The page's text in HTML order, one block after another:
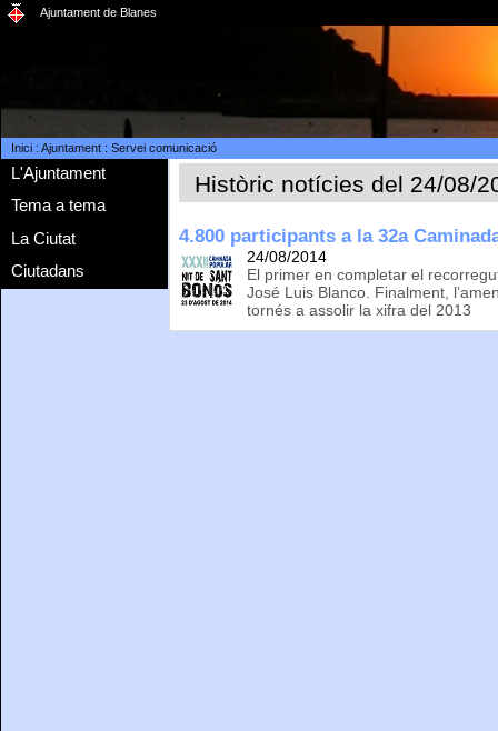
Ajuntament de Blanes
Inici: Ajuntament: Servei comunicació
L'Ajuntament
Tema a tema
La Ciutat
Ciutadans
Històric notícies del 24/08/
4.800 participants a la 32a
24/08/2014
El primer en completar el
José Luis Blanco. Finalment,
tornés a assolir la xifra del 2013